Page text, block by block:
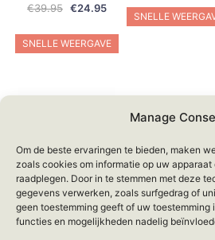
Manage
Om de beste ervaringen te bieden, maken
zoals cookies om informatie op uw
raadplegen. Door in te stemmen met deze
gegevens verwerken, zoals surfgedrag of
geen toestemming geeft of uw
functies en mogelijkheden nadelig
€39.95 Oorspronkelijke
was:
€39.95.
€24.95Huidige
is:
€24.95.
SNELLE WEERGAVE
was:
SNELLE
Yofing – Olive
Oil Moisturizing
Kit